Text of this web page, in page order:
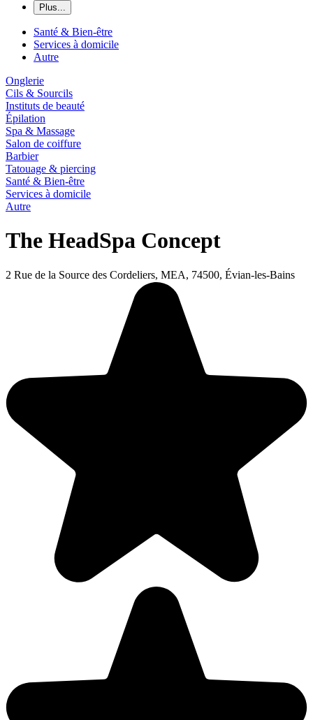
Plus...
Santé & Bien-être
Services à domicile
Autre
Onglerie
Cils & Sourcils
Instituts de beauté
Épilation
Spa & Massage
Salon de coiffure
Barbier
Tatouage & piercing
Santé & Bien-être
Services à domicile
Autre
The HeadSpa Concept
2 Rue de la Source des Cordeliers, MEA, 74500, Évian-les-Bains